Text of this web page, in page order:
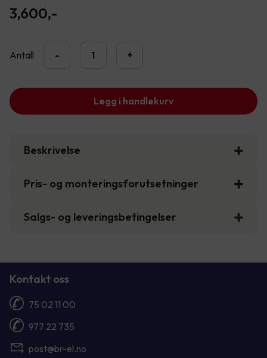
3,600,-
Antall - +
Legg i handlekurv
Beskrivelse
Pris- og monteringsforutsetninger
Salgs- og leveringsbetingelser
Kontakt oss
75 02 11 00
977 22 735
post@br-el.no